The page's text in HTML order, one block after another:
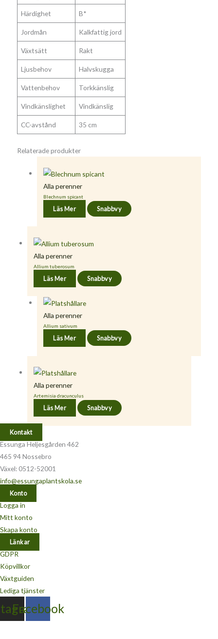
Härdighet B*
Jordmån Kalkfattig jord
Växtsätt Rakt
Ljusbehov Halvskugga
Vattenbehov Torkkänslig
Vindkänslighet Vindkänslig
CC-avstånd 35 cm
Relaterade produkter
Alla perenner
Blechnum spicant
Läs Mer Snabbvy
Alla perenner
Allium tuberosum
Läs Mer Snabbvy
Alla perenner
Allium sativum
Läs Mer Snabbvy
Alla perenner
Artemisia dracunculus
Läs Mer Snabbvy
Kontakt
Essunga Heljesgården 462
465 94 Nossebro
Växel: 0512-52001
info@essungaplantskola.se
Konto
Logga in
Mitt konto
Skapa konto
Länkar
GDPR
Köpvillkor
Växtguiden
Lediga tjänster
Facebook